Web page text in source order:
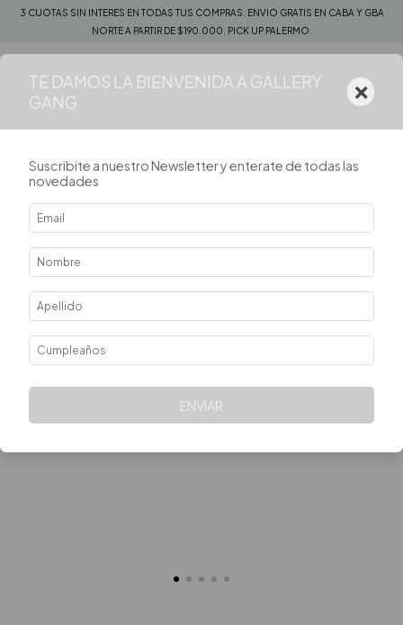
3 CUOTAS SIN INTERES EN TODAS TUS COMPRAS. ENVIO GRATIS EN CABA Y GBA
NORTE A PARTIR DE $190.000. PICK UP PALERMO.
TE DAMOS LA BIENVENIDA A GALLERY
GANG
×
Suscribite a nuestro Newsletter y enterate de todas las
novedades
ENVIAR